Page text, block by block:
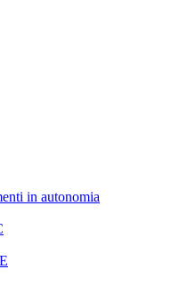
in autonomia